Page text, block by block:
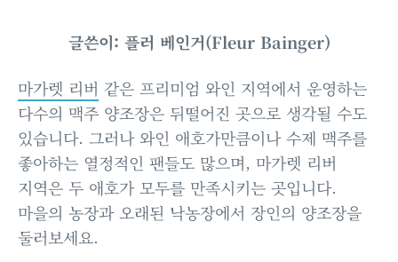
글쓴이: 플러 베인거(Fleur Bainger)
마가렛 리버 같은 프리미엄 와인 지역에서 운영하는
다수의 맥주 양조장은 뒤떨어진 곳으로 생각될 수도
있습니다. 그러나 와인 애호가만큼이나 수제 맥주를
좋아하는 열정적인 팬들도 많으며, 마가렛 리버
지역은 두 애호가 모두를 만족시키는 곳입니다.
마을의 농장과 오래된 낙농장에서 장인의 양조장을
둘러보세요.